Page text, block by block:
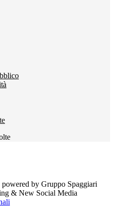
by Gruppo Spaggiari
& New Social Media